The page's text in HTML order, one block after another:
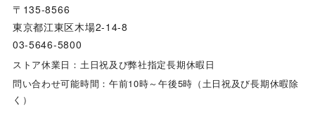
多田文ヒコｘ阪神タイガース コラボグッズ
兵庫ジビエレザーｘ阪神タイガース コラボグッズ
リゲッタカヌー コラボグッズ
〒135-8566
東京都江東区木場2-14-8
03-5646-5800
ストア休業日：土日祝及び弊社指定長期休暇日
問い合わせ可能時間：午前10時～午後5時（土日祝及び長期休暇除
く）